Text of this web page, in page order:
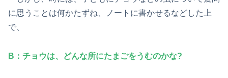
に思うことは何かたずね、ノートに書かせるなどした上
で、
B：チョウは、どんな所にたまごをうむのかな?